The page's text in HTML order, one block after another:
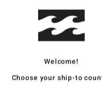
Code couleur
empeigne en SEBS
d'EVA recyclé
Welcome!
Choose your ship-to